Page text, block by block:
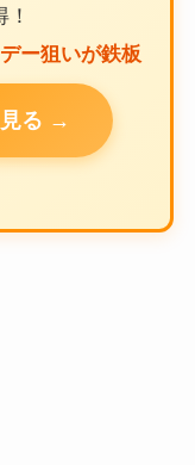
ー狙いが鉄板
る →